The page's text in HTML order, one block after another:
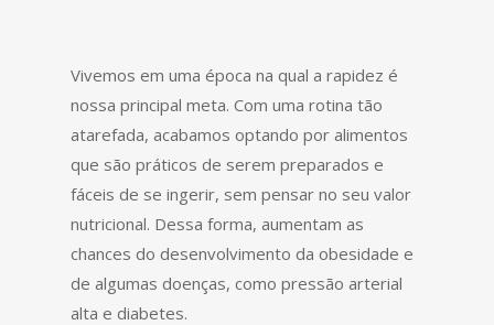
Vivemos em uma época na qual a rapidez é
nossa principal meta. Com uma rotina tão
atarefada, acabamos optando por alimentos
que são práticos de serem preparados e
fáceis de se ingerir, sem pensar no seu valor
nutricional. Dessa forma, aumentam as
chances do desenvolvimento da obesidade e
de algumas doenças, como pressão arterial
alta e diabetes.